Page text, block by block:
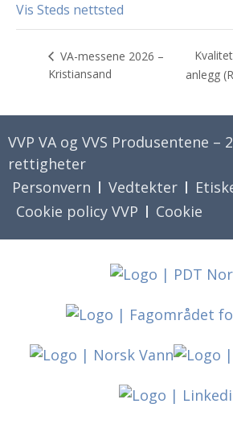
Vis Steds nettsted
VA-messene 2026 –
Kristiansand
anlegg
VVP VA og VVS Produsentene –
rettigheter
Personvern
Vedtekter
Cookie policy VVP
Cookie